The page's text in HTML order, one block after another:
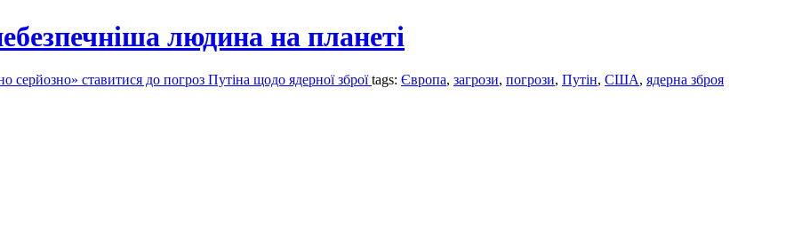
людина на планеті
ставитися до погроз Путіна щодо ядерної зброїtags: Європа, загрози, погрози, Путін, США, ядерна зброя